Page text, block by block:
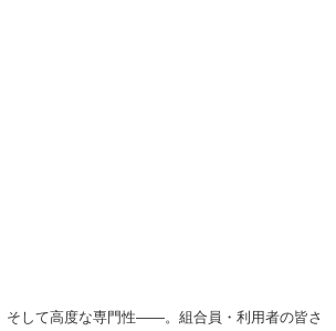
そして高度な専門性――。組合員・利用者の皆さ